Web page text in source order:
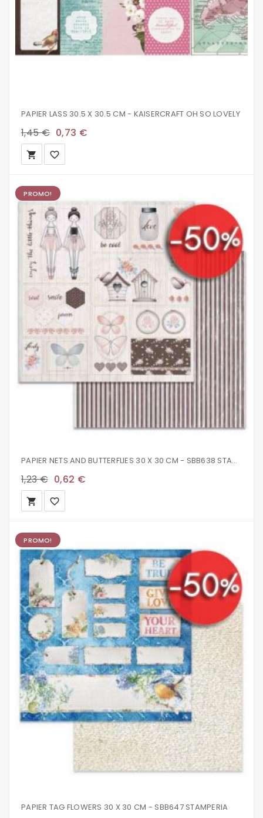
PAPIER LASS 30.5 X 30.5 CM - KAISERCRAFT OH SO LOVELY
1,45 € 0,73 €
local_grocery_store favorite_border
PROMO!
PAPIER NETS AND BUTTERFLIES 30 X 30 CM - SBB638 STAMPERIA
1,23 € 0,62 €
local_grocery_store favorite_border
PROMO!
PAPIER TAG FLOWERS 30 X 30 CM - SBB647 STAMPERIA